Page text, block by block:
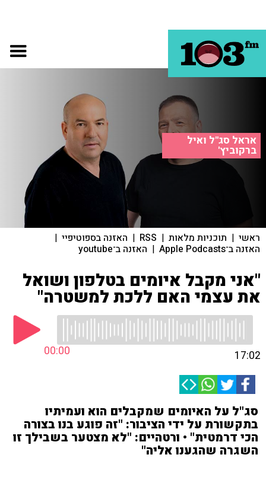
אראל סג"ל ואיל
ברקוביץ'
ראשי | תוכניות מלאות |
RSS
| האזנה בספוטיפיי |
האזנה ב־Apple Podcasts | האזנה ב־youtube
"אני מקבל איומים בטלפון ושואל
את עצמי האם ללכת למשטרה"
00:00 17:02
סג"ל על האיומים שמקבלים הוא ועמיתיו
בתקשורת על ידי הציבור: "זה פוגע בנו בצורה
הכי דרמטית" • ורטהיים: "לא מצטער בשבילך זו
השגרה שהגענו אליה"